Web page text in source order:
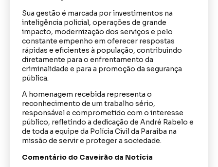
Sua gestão é marcada por investimentos na
inteligência policial, operações de grande
impacto, modernização dos serviços e pelo
constante empenho em oferecer respostas
rápidas e eficientes à população, contribuindo
diretamente para o enfrentamento da
criminalidade e para a promoção da segurança
pública.
A homenagem recebida representa o
reconhecimento de um trabalho sério,
responsável e comprometido com o interesse
público, refletindo a dedicação de André Rabelo e
de toda a equipe da Polícia Civil da Paraíba na
missão de servir e proteger a sociedade.
Comentário do Caveirão da Notícia